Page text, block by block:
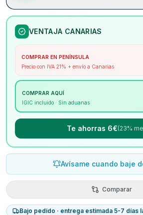
VENTAJA CANARIAS
COMPRAR EN PENÍNSULA
Precio con IVA 21% + envío a Canarias
COMPRAR AQUÍ
IGIC incluido · Sin aduanas
Te ahorras 6€(23%
Avísame cuando baje
Comparar
Bajo pedido · entrega estimada 5-7 días